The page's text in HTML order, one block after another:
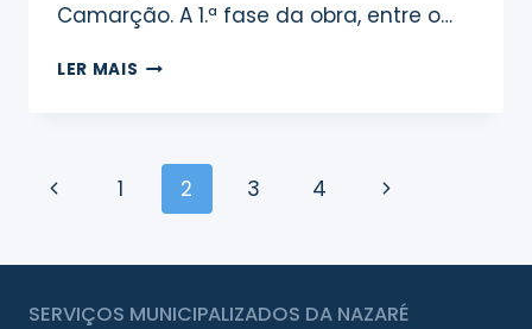
Camarção. A 1.ª fase da obra, entre o…
LER MAIS OBRAS
BADAJOZ
Page
Previous1 2 3 4
Next
SERVIÇOS MUNICIPALIZADOS DA NAZARÉ